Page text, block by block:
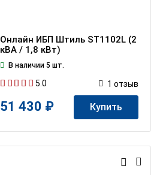
Онлайн ИБП Штиль ST1102L (2
кВА / 1,8 кВт)
В наличии 5 шт.
5.0 1 отзыв
51 430 ₽ Купить